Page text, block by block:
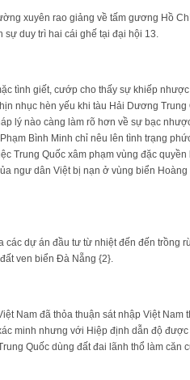
xuyên rao giảng về tấm gương Hồ
duy trì hai cái ghế tại đại hội 13.
tình giết, cướp cho thấy sự khiếp
nhục hèn yếu khi tàu Hải Dương
lý nào càng làm rõ hơn về sự bạc
Bình Minh chỉ nêu lên tình trạng
Trung Quốc xâm phạm vùng đặc
ngư dân Việt bị nạn ở vùng biển
dự án đầu tư từ nhiệt đến đến trồng
ven biển Đà Nẵng {2}.
Nam đã thỏa thuận sát nhập Việt Nam
minh nhưng với Hiệp định dẫn độ
Quốc dùng đất đai lãnh thổ làm căn